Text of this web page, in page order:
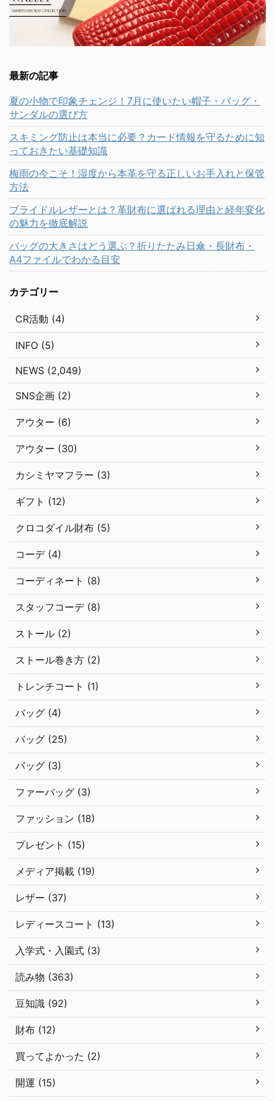
最新の記事
夏の小物で印象チェンジ！7月に使いたい帽子・バッグ・
サンダルの選び方
スキミング防止は本当に必要？カード情報を守るために知
っておきたい基礎知識
梅雨の今こそ！湿度から本革を守る正しいお手入れと保管
方法
ブライドルレザーとは？革財布に選ばれる理由と経年変化
の魅力を徹底解説
バッグの大きさはどう選ぶ？折りたたみ日傘・長財布・
A4ファイルでわかる目安
カテゴリー
CR活動 (4)
INFO (5)
NEWS (2,049)
SNS企画 (2)
アウター (6)
アウター (30)
カシミヤマフラー (3)
ギフト (12)
クロコダイル財布 (5)
コーデ (4)
コーディネート (8)
スタッフコーデ (8)
ストール (2)
ストール巻き方 (2)
トレンチコート (1)
バッグ (4)
バッグ (25)
バッグ (3)
ファーバッグ (3)
ファッション (18)
プレゼント (15)
メディア掲載 (19)
レザー (37)
レディースコート (13)
入学式・入園式 (3)
読み物 (363)
豆知識 (92)
財布 (12)
買ってよかった (2)
開運 (15)